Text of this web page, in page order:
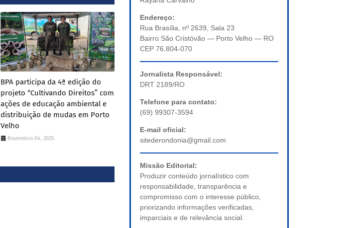
BPA participa da 4ª edição do
projeto “Cultivando Direitos” com
ações de educação ambiental e
distribuição de mudas em Porto
Velho
Novembro 04, 2025
Endereço:
Rua Brasília, nº 2639, Sala 23
Bairro São Cristóvão — Porto Velho — RO
CEP 76.804-070
Jornalista Responsável:
DRT 2189/RO
Telefone para contato:
(69) 99307-3594
E-mail oficial:
sitederondonia@gmail.com
Missão Editorial:
Produzir conteúdo jornalístico com
responsabilidade, transparência e
compromisso com o interesse público,
priorizando informações verificadas,
imparciais e de relevância social.